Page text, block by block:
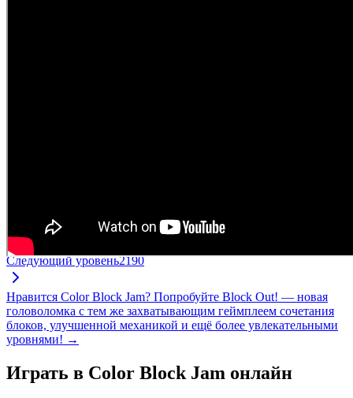
Следующий уровень2190
Нравится Color Block Jam? Попробуйте Block Out! — новая
головоломка с тем же захватывающим геймплеем сочетания
блоков, улучшенной механикой и ещё более увлекательными
уровнями! →
Играть в Color Block Jam онлайн